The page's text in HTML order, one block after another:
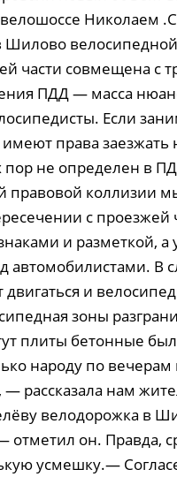
Николаем
части совмещена с
ПДД — масса
Если
права заезжать
пор не определен в
правовой коллизии
с проезжей
и разметкой,
автомобилистами. В
и
зоны
плиты бетонные
народу по
рассказала нам
велодорожка в
отметил он. Правда,
усмешку.—